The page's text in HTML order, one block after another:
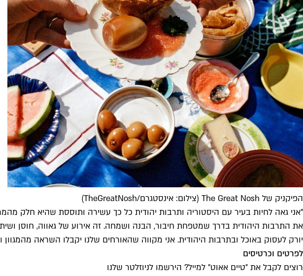
הפיקניק של The Great Nosh (צילום: אינסטגרם/TheGreatNosh)
"אני גאה לחיות בעיר עם היסטוריה ותרבות יהודית כל כך עשירה ותוססת שהיא חלק
את התרבות היהודית בדרך שמטפחת חיבור, הבנה ושמחה. זה אירוע של גאווה, חוסן
יורק לעסוק באוכל ובתרבות היהודית. אני מקווה שהאורחים שלנו יקבלו השראה
לפרטים וכרטיסים
רוצים לקבל את ״טיים אאוט״ למייל? הירשמו לניוזלטר שלנו